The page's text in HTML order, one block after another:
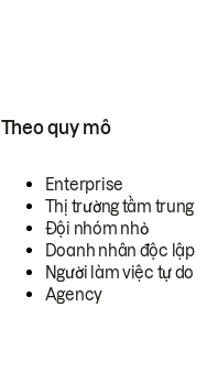
Theo quy mô
Enterprise
Thị trường tầm trung
Đội nhóm nhỏ
Doanh nhân độc lập
Người làm việc tự do
Agency